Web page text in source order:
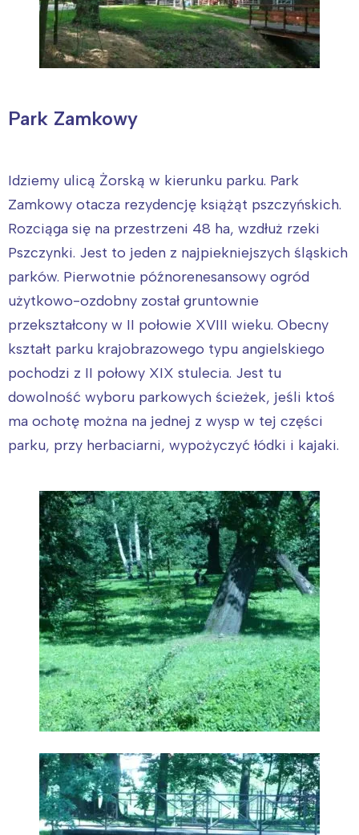
Park Zamkowy
Idziemy ulicą Żorską w kierunku parku. Park
Zamkowy otacza rezydencję książąt pszczyńskich.
Rozciąga się na przestrzeni 48 ha, wzdłuż rzeki
Pszczynki. Jest to jeden z najpiekniejszych śląskich
parków. Pierwotnie późnorenesansowy ogród
użytkowo-ozdobny został gruntownie
przekształcony w II połowie XVIII wieku. Obecny
kształt parku krajobrazowego typu angielskiego
pochodzi z II połowy XIX stulecia. Jest tu
dowolność wyboru parkowych ścieżek, jeśli ktoś
ma ochotę można na jednej z wysp w tej części
parku, przy herbaciarni, wypożyczyć łódki i kajaki.